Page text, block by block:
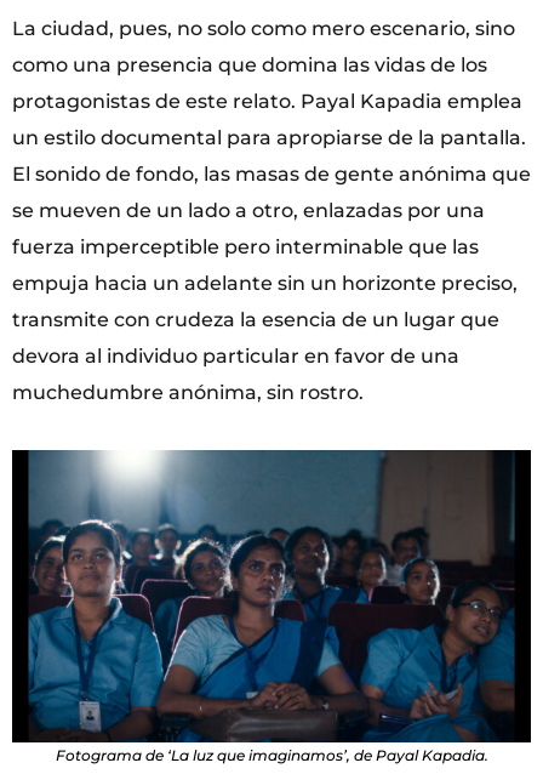
La ciudad, pues, no solo como mero escenario, sino
como una presencia que domina las vidas de los
protagonistas de este relato. Payal Kapadia emplea
un estilo documental para apropiarse de la pantalla.
El sonido de fondo, las masas de gente anónima que
se mueven de un lado a otro, enlazadas por una
fuerza imperceptible pero interminable que las
empuja hacia un adelante sin un horizonte preciso,
transmite con crudeza la esencia de un lugar que
devora al individuo particular en favor de una
muchedumbre anónima, sin rostro.
Fotograma de ‘La luz que imaginamos’, de Payal Kapadia.